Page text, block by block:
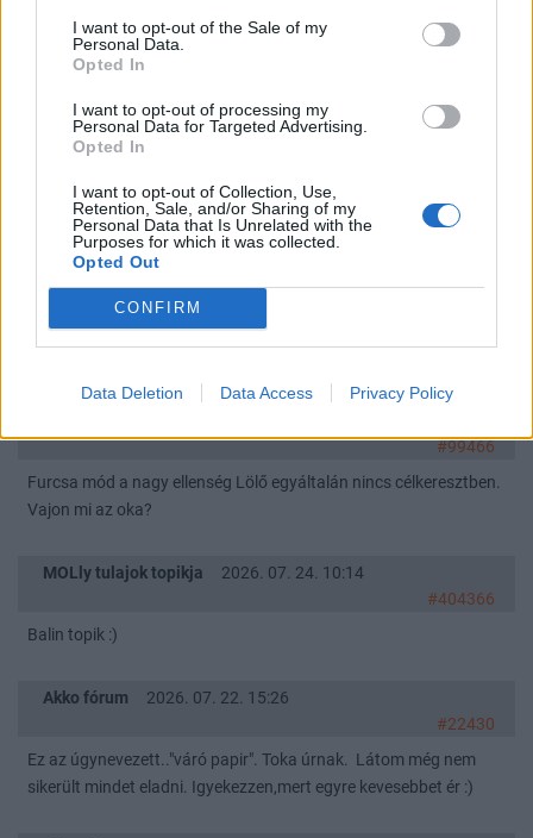
I want to opt-out of the Sale of my
Personal Data.
Opted In
I want to opt-out of processing my
Personal Data for Targeted Advertising.
Opted In
I want to opt-out of Collection, Use,
Retention, Sale, and/or Sharing of my
Personal Data that Is Unrelated with the
Purposes for which it was collected.
Opted Out
CONFIRM
Data Deletion Data Access Privacy Policy
Ne filléres dolgokat másolgasson. Ilyen buszmegállókat bárki tud
csinálni!
Akko fórum
Toka úr! Valami nagyobbat dobjon be, mert ez édeskevés az
árfolyam növekedéséhez. Nem ugranak a spekik se!
Akko fórum
2026. 07. 28. 14:42
#99466
Furcsa mód a nagy ellenség Lölő egyáltalán nincs célkeresztben.
Vajon mi az oka?
MOLly tulajok topikja
2026. 07. 24. 10:14
#404366
Balin topik :)
Akko fórum
2026. 07. 22. 15:26
#22430
Ez az úgynevezett.."váró papir". Toka úrnak. Látom még nem
sikerült mindet eladni. Igyekezzen,mert egyre kevesebbet ér :)